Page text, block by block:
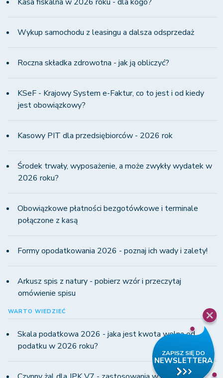
Wykup samochodu z leasingu a dalsza odsprzedaż
Roczna składka zdrowotna - jak ją obliczyć?
KSeF - Krajowy System e-Faktur, co to jest i od kiedy
jest obowiązkowy?
Kasowy PIT dla przedsiębiorców - 2026 rok
Środek trwały, wyposażenie, a może zwykły wydatek w
2026 roku?
Obowiązkowe płatności bezgotówkowe i terminale
połączone z kasą
Formy opodatkowania 2026 - poznaj ich wady i zalety!
Arkusz spis z natury - pobierz wzór i przeczytaj
omówienie spisu
WARTO WIEDZIEĆ
Skala podatkowa 2026 - jaka jest kwota wolna od
podatku w 2026 roku?